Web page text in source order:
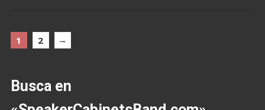
1 2 →
Busca en